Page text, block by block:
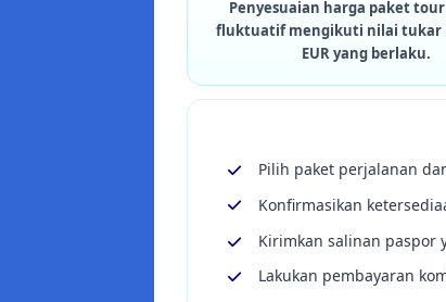
Penyesuaian harga paket
fluktuatif mengikuti nilai tukar
EUR yang berlaku.
Pilih paket perjalanan
Konfirmasikan
Kirimkan salinan paspor
Lakukan pembayaran